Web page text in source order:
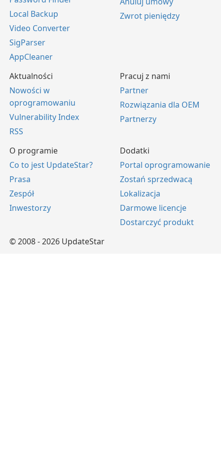
Local Backup
Video Converter
SigParser
AppCleaner
Zwrot pieniędzy
Aktualności
Nowości w
oprogramowaniu
Vulnerability Index
RSS
Pracuj z nami
Partner
Rozwiązania dla OEM
Partnerzy
O programie
Co to jest UpdateStar?
Prasa
Zespół
Inwestorzy
Dodatki
Portal oprogramowanie
Zostań sprzedwacą
Lokalizacja
Darmowe licencje
Dostarczyć produkt
© 2008 - 2026 UpdateStar